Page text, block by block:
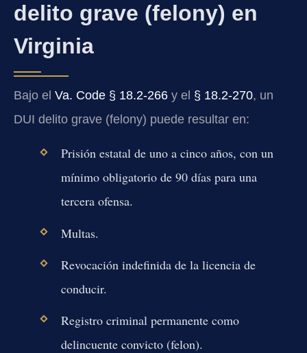
delito grave (felony) en
Virginia
Bajo el Va. Code § 18.2-266 y el § 18.2-270, un
DUI delito grave (felony) puede resultar en:
Prisión estatal de uno a cinco años, con un
mínimo obligatorio de 90 días para una
tercera ofensa.
Multas.
Revocación indefinida de la licencia de
conducir.
Registro criminal permanente como
delincuente convicto (felon).